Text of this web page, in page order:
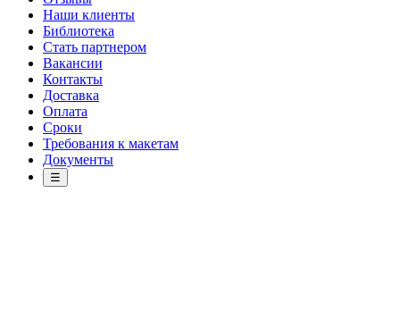
Наши клиенты
Библиотека
Стать партнером
Вакансии
Контакты
Доставка
Оплата
Сроки
Требования к макетам
Документы
☰